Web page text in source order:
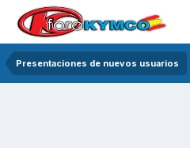
Presentaciones de nuevos usuarios